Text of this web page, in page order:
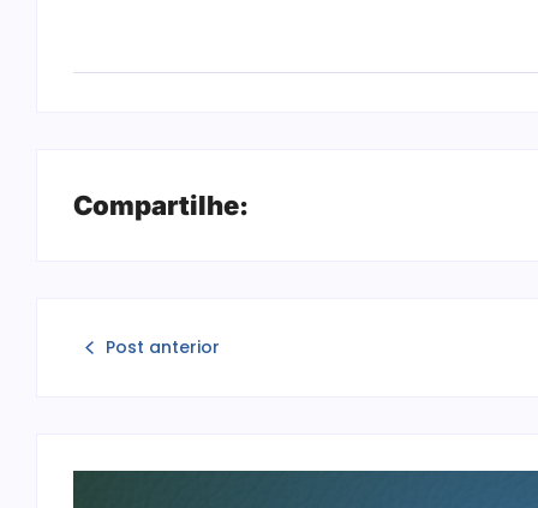
Compartilhe:
Post anterior